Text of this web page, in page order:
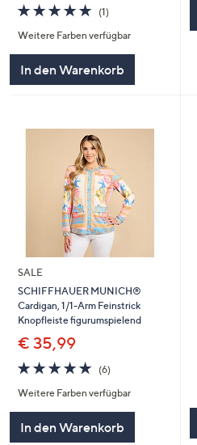
5.0
von
5
(1)1
Weitere Farben verfügbar
In den Warenkorb
SALE
SCHIFFHAUER MUNICH®
Cardigan, 1/1-Arm Feinstrick
Knopfleiste figurumspielend
€ 35,99
4.7
von
5
(6)6
Weitere Farben verfügbar
In den Warenkorb